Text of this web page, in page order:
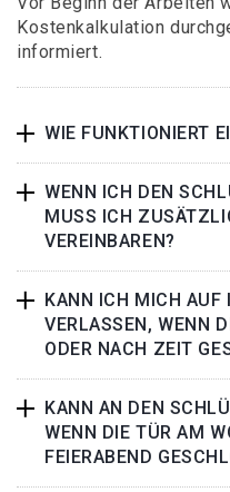
Kostenkalkulation
informiert.
WIE FUNKTIONIERT
WENN ICH DEN
MUSS ICH
VEREINBAREN?
KANN ICH MICH AUF
VERLASSEN, WENN
ODER NACH ZEIT
KANN AN DEN
WENN DIE TÜR AM
FEIERABEND